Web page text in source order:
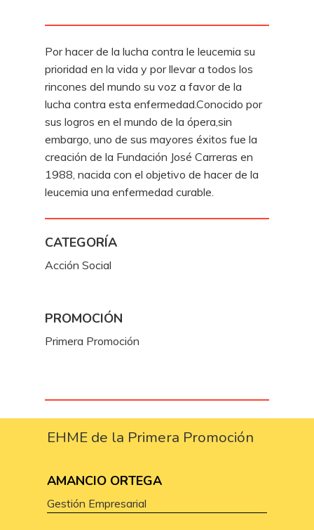
Por hacer de la lucha contra le leucemia su
prioridad en la vida y por llevar a todos los
rincones del mundo su voz a favor de la
lucha contra esta enfermedad.Conocido por
sus logros en el mundo de la ópera,sin
embargo, uno de sus mayores éxitos fue la
creación de la Fundación José Carreras en
1988, nacida con el objetivo de hacer de la
leucemia una enfermedad curable.
CATEGORÍA
Acción Social
PROMOCIÓN
Primera Promoción
EHME de la Primera Promoción
AMANCIO ORTEGA
Gestión Empresarial